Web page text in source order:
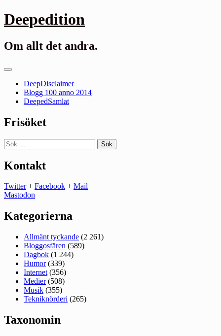
Gå
till
Deepedition
Om allt det andra.
Primär
DeepDisclaimer
Blogg 100 anno 2014
DeepedSamlat
Frisöket
Sök
efter:
Kontakt
Twitter+ Facebook + Mail
Mastodon
Kategorierna
Allmänt tyckande (2 261)
Bloggosfären (589)
Dagbok (1 244)
Humor(339)
Internet (356)
Medier(508)
Musik (355)
Tekniknörderi (265)
Taxonomin